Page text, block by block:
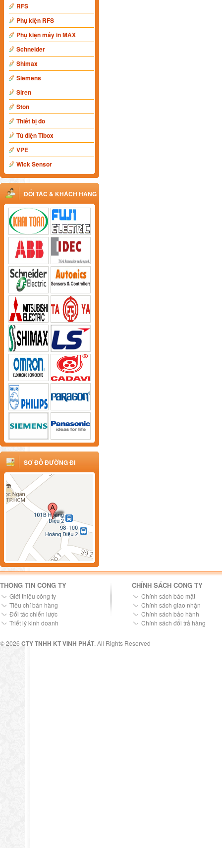
RFS
Phụ kiện RFS
Phụ kiện máy in MAX
Schneider
Shimax
Siemens
Siren
Ston
Thiết bị đo
Tủ điện Tibox
VPE
Wick Sensor
ĐỐI TÁC & KHÁCH HÀNG
SƠ ĐỒ ĐƯỜNG ĐI
THÔNG TIN CÔNG TY
Giới thiệu công ty
Tiêu chí bán hàng
Đối tác chiến lược
Triết lý kinh doanh
CHÍNH SÁCH CÔNG TY
Chính sách bảo mật
Chính sách giao nhận
Chính sách bảo hành
Chính sách đổi trả hàng
© 2026 CTY TNHH KT VINH PHÁT. All Rights Reserved